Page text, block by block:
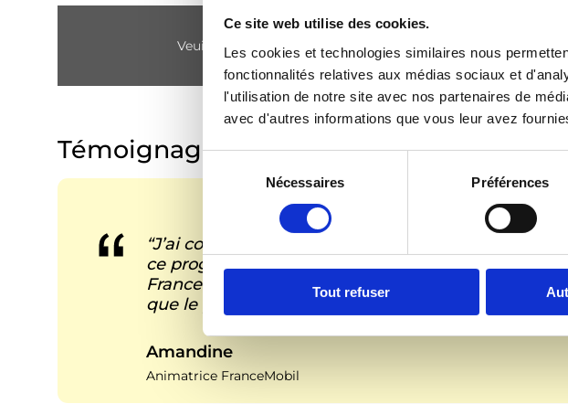
Ce site web utilise des cookies.
Les cookies et technologies similaires nous
fonctionnalités relatives aux médias sociaux et
l'utilisation de notre site avec nos partenaires de
avec d'autres informations que vous leur avez
é
c
t
n
d
u
Nécessaires Préférences
Tout refuser
Veuillez accepter les cookies marketingpour consulter ce
Témoignages
“J’ai conscience de la chance que j’ai eue de
ce programme en tant qu’intervenante et j’espère
FranceMobil apportera autant à mes successeurs
que le programme m’a apporté cette année.”
Amandine
Animatrice FranceMobil